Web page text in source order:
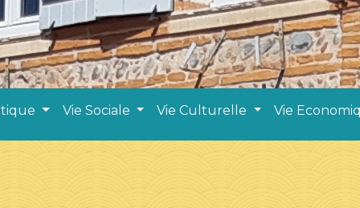
Vie Sociale Vie Culturelle Vie